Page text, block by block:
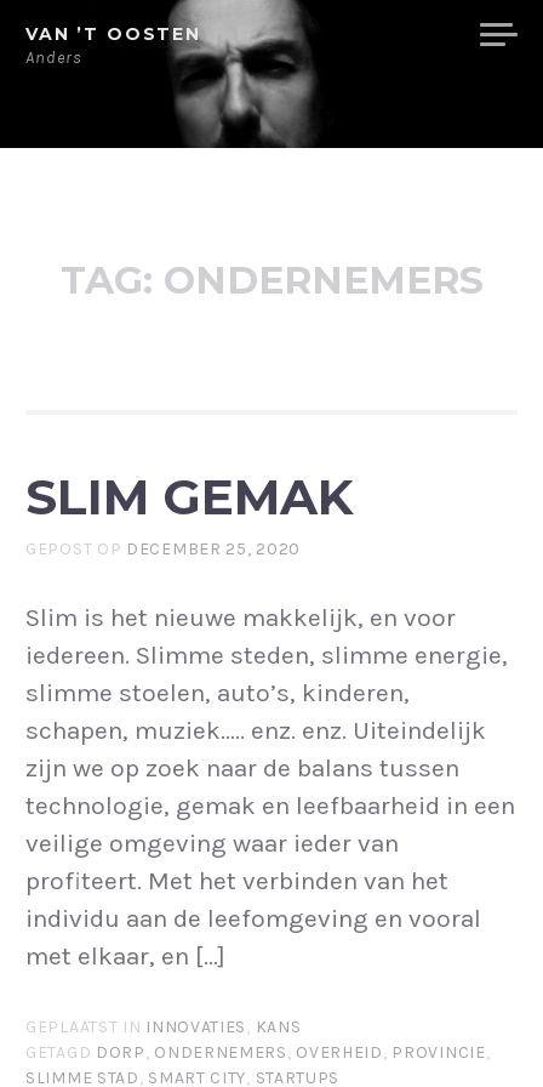
direct
VAN ’T OOSTEN
Anders
TAG: ONDERNEMERS
SLIM GEMAK
GEPOST OP DECEMBER 25, 2020
Slim is het nieuwe makkelijk, en voor
iedereen. Slimme steden, slimme energie,
slimme stoelen, auto’s, kinderen,
schapen, muziek….. enz. enz. Uiteindelijk
zijn we op zoek naar de balans tussen
technologie, gemak en leefbaarheid in een
veilige omgeving waar ieder van
profiteert. Met het verbinden van het
individu aan de leefomgeving en vooral
met elkaar, en […]
GEPLAATST IN INNOVATIES, KANS
GETAGD DORP, ONDERNEMERS, OVERHEID, PROVINCIE,
SLIMME STAD, SMART CITY, STARTUPS